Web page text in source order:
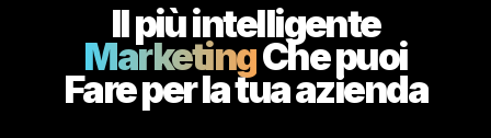
Il più intelligente
MarketingChe puoi
Fare per la tua azienda